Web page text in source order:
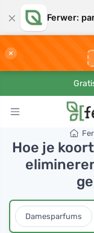
× Ferwer:
×
Hoe je
Damesparfums